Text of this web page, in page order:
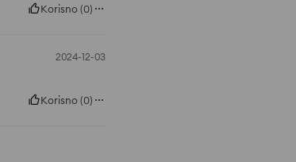
Korisno(0)
2024-12-03
Korisno(0)